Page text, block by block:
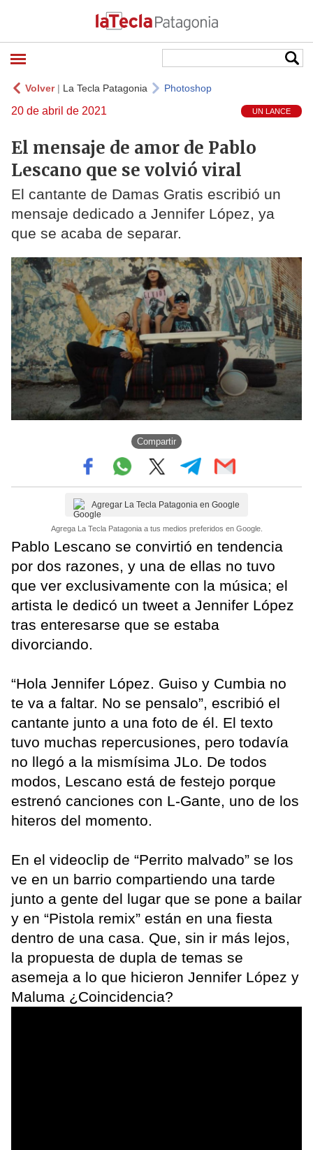
Volver| La Tecla Patagonia Photoshop
20 de abril de 2021 UN LANCE
El mensaje de amor de Pablo
Lescano que se volvió viral
El cantante de Damas Gratis escribió un
mensaje dedicado a Jennifer López, ya
que se acaba de separar.
Compartir
Agregar La Tecla Patagonia en Google
Agrega La Tecla Patagonia a tus medios preferidos en Google.
Pablo Lescano se convirtió en tendencia
por dos razones, y una de ellas no tuvo
que ver exclusivamente con la música; el
artista le dedicó un tweet a Jennifer López
tras enteresarse que se estaba
divorciando.
“Hola Jennifer López. Guiso y Cumbia no
te va a faltar. No se pensalo”, escribió el
cantante junto a una foto de él. El texto
tuvo muchas repercusiones, pero todavía
no llegó a la mismísima JLo. De todos
modos, Lescano está de festejo porque
estrenó canciones con L-Gante, uno de los
hiteros del momento.
En el videoclip de “Perrito malvado” se los
ve en un barrio compartiendo una tarde
junto a gente del lugar que se pone a bailar
y en “Pistola remix” están en una fiesta
dentro de una casa. Que, sin ir más lejos,
la propuesta de dupla de temas se
asemeja a lo que hicieron Jennifer López y
Maluma ¿Coincidencia?